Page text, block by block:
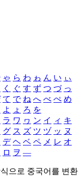
ゃ ら わ ゎ ん い ぃ
く ぐ す ず つ づ っ
て で ね へ べ ぺ め
よ ょ ろ を
ラ ワ ヮ ン イ ィ キ
グ ス ズ ツ ヅ ッ ヌ
デ ヘ ベ ペ メ レ オ
ロ ヲ ―
으로 중국어를 변환